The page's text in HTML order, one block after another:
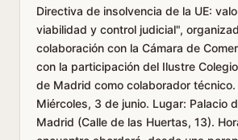
Directiva de insolvencia de la UE:
viabilidad y control judicial",
colaboración con la Cámara de
con la participación del Ilustre
de Madrid como colaborador técnico.
Miércoles, 3 de junio. Lugar: Palacio
Madrid (Calle de las Huertas, 13).